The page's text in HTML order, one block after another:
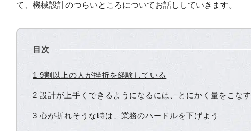
て、機械設計のつらいところについてお話ししていきます。
目次
1 9割以上の人が挫折を経験している
2 設計が上手くできるようになるには、とにかく量をこなす
3 心が折れそうな時は、業務のハードルを下げよう